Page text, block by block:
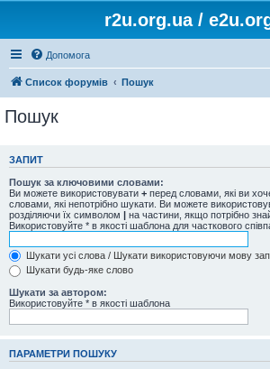
r2u.org.ua /
Допомога
Список форумів Пошук
Пошук
ЗАПИТ
Пошук за ключовими словами:
Ви можете використовувати + перед словами, які ви
словами, які непотрібно шукати. Ви можете
розділяючи їх символом | на частини, якщо потрібно
Використовуйте * в якості шаблона для часткового
Шукати усі слова / Шукати використовуючи мову
Шукати будь-яке слово
Шукати за автором:
Використовуйте * в якості шаблона
ПАРАМЕТРИ ПОШУКУ